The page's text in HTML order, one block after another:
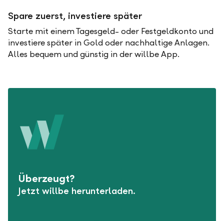
Spare zuerst, investiere später
Starte mit einem Tagesgeld- oder Festgeldkonto und
investiere später in Gold oder nachhaltige Anlagen.
Alles bequem und günstig in der willbe App.
Überzeugt?
Jetzt willbe herunterladen.